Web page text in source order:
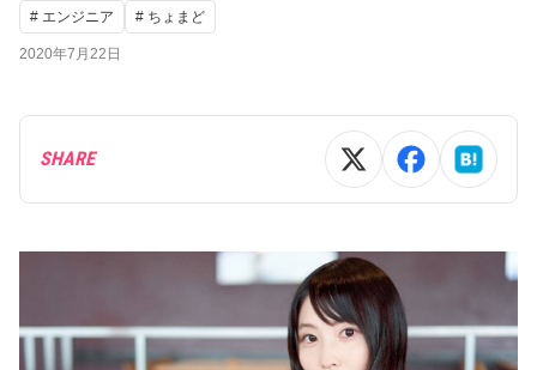
# エンジニア # ちょまど
2020年7月22日
SHARE